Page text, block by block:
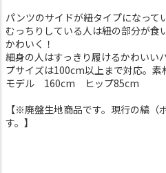
パンツのサイドが紐タイプになって
むっちりしている人は紐の部分が食
かわいく！
細身の人はすっきり履けるかわいい
プサイズは100cm以上まで対応。素
モデル 160cm ヒップ85cm
【※廃盤生地商品です。現行の縞（
す。】